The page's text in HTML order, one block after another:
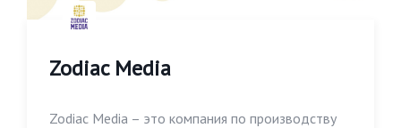
Zodiac Media
Zodiac Media – это компания по производству